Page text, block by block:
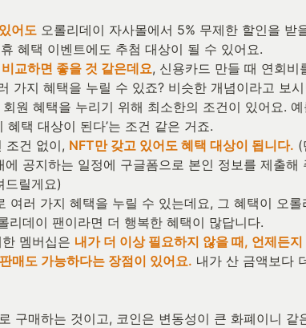
어도 오롤리데이 자사몰에서 5% 무제한 할인을 받
혜택 이벤트에도 추첨 대상이 될 수 있어요.
교하면 좋을 것 같은데요, 신용카드 만들 때 연회비
가지 혜택을 누릴 수 있죠? 비슷한 개념이라고 보
원 혜택을 누리기 위해 최소한의 조건이 있어요. 예
택 대상이 된다’는 조건 같은 거죠.
조건 없이, NFT만 갖고 있어도 혜택 대상이 됩니다. (
에 공지하는 일정에 구글폼으로 본인 정보를 제출해
드릴게요)
여러 가지 혜택을 누릴 수 있는데요, 그 혜택이 오
리데이 팬이라면 더 행복한 혜택이 많답니다.
멤버십은 내가 더 이상 필요하지 않을 때, 언제든
매도 가능하다는 장점이 있어요. 내가 산 금액보다
구매하는 것이고, 코인은 변동성이 큰 화폐이니 같